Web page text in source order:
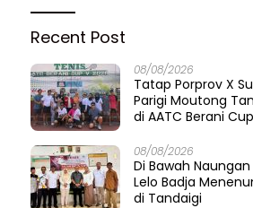
Recent Post
08/08/2026
Tatap Porprov X
Parigi Moutong
di AATC Berani
08/08/2026
Di Bawah Naungan
Lelo Badja
di Tandaigi